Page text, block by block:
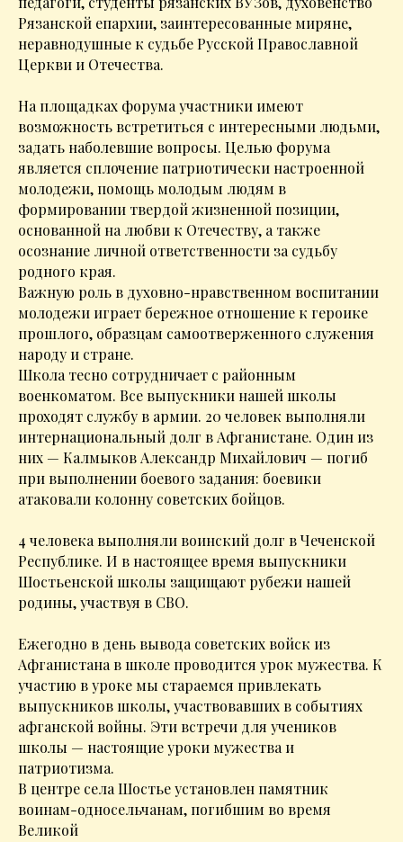
Рязанской епархии, заинтересованные миряне,
неравнодушные к судьбе Русской Православной
Церкви и Отечества.
На площадках форума участники имеют
возможность встретиться с интересными людьми,
задать наболевшие вопросы. Целью форума
является сплочение патриотически настроенной
молодежи, помощь молодым людям в
формировании твердой жизненной позиции,
основанной на любви к Отечеству, а также
осознание личной ответственности за судьбу
родного края.
Важную роль в духовно-нравственном воспитании
молодежи играет бережное отношение к героике
прошлого, образцам самоотверженного служения
народу и стране.
Школа тесно сотрудничает с районным
военкоматом. Все выпускники нашей школы
проходят службу в армии. 20 человек выполняли
интернациональный долг в Афганистане. Один из
них — Калмыков Александр Михайлович — погиб
при выполнении боевого задания: боевики
атаковали колонну советских бойцов.
4 человека выполняли воинский долг в Чеченской
Республике. И в настоящее время выпускники
Шостьенской школы защищают рубежи нашей
родины, участвуя в СВО.
Ежегодно в день вывода советских войск из
Афганистана в школе проводится урок мужества. К
участию в уроке мы стараемся привлекать
выпускников школы, участвовавших в событиях
афганской войны. Эти встречи для учеников
школы — настоящие уроки мужества и
патриотизма.
В центре села Шостье установлен памятник
воинам-односельчанам, погибшим во время
Великой